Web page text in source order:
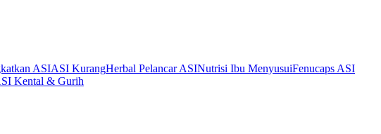
ASIASI KurangHerbal Pelancar ASINutrisi Ibu MenyusuiFenucaps ASI
Kental & Gurih